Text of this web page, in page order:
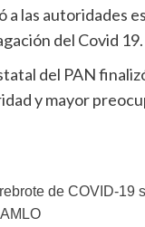
a las autoridades
del Covid 19.
del PAN
y mayor
de COVID-19